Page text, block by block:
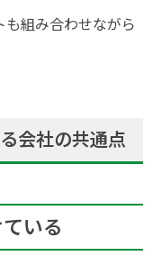
組み合わせながら
会社の共通点
いる